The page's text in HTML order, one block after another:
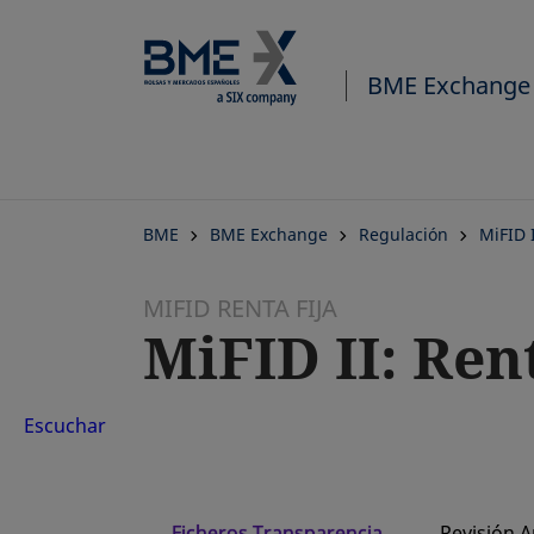
BME Exchange
BME BME Exchange Regulación MiFID
MIFID RENTA FIJA
MiFID II:
Escuchar